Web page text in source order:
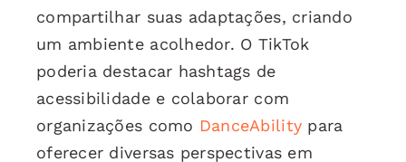
compartilhar suas adaptações, criando
um ambiente acolhedor. O TikTok
poderia destacar hashtags de
acessibilidade e colaborar com
organizações como DanceAbility para
oferecer diversas perspectivas em